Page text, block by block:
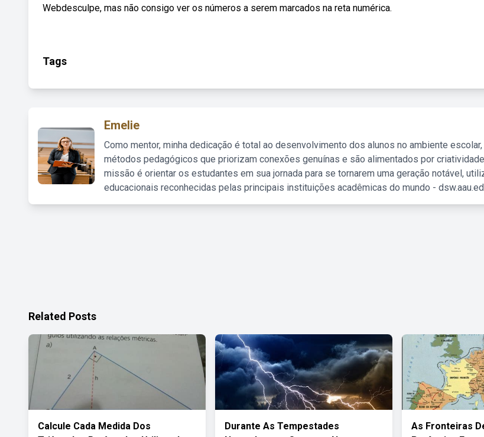
Webdesculpe, mas não consigo ver os números a serem marcados na reta numérica.
Tags
Emelie
Como mentor, minha dedicação é total ao desenvolvimento dos alunos no ambiente
métodos pedagógicos que priorizam conexões genuínas e são alimentados por
missão é orientar os estudantes em sua jornada para se tornarem uma geração notável,
educacionais reconhecidas pelas principais instituições acadêmicas do mundo -
Related Posts
Calcule Cada Medida Dos
Durante As Tempestades
As Fronteiras